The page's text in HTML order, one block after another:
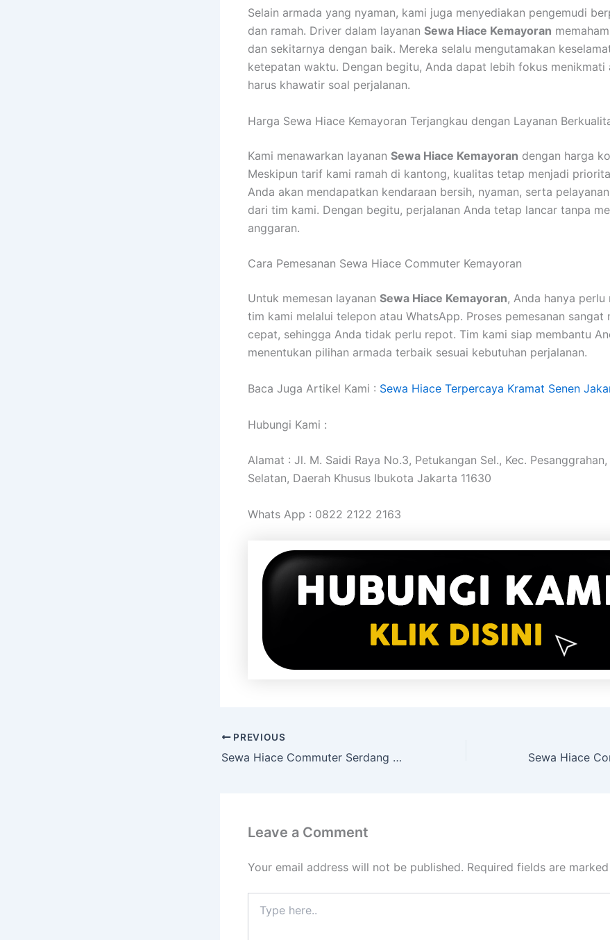
Selain armada yang nyaman, kami juga menyediakan pengemudi
dan ramah. Driver dalam layanan Sewa Hiace Kemayoran
dan sekitarnya dengan baik. Mereka selalu mengutamakan
ketepatan waktu. Dengan begitu, Anda dapat lebih fokus menikmati
harus khawatir soal perjalanan.
Harga Sewa Hiace Kemayoran Terjangkau dengan Layanan
Kami menawarkan layanan Sewa Hiace Kemayoran dengan harga
Meskipun tarif kami ramah di kantong, kualitas tetap menjadi
Anda akan mendapatkan kendaraan bersih, nyaman, serta
dari tim kami. Dengan begitu, perjalanan Anda tetap lancar tanpa
anggaran.
Cara Pemesanan Sewa Hiace Commuter Kemayoran
Untuk memesan layanan Sewa Hiace Kemayoran, Anda hanya perlu
tim kami melalui telepon atau WhatsApp. Proses pemesanan sangat
cepat, sehingga Anda tidak perlu repot. Tim kami siap membantu
menentukan pilihan armada terbaik sesuai kebutuhan perjalanan.
Baca Juga Artikel Kami : Sewa Hiace Terpercaya Kramat Senen
Hubungi Kami :
Alamat : Jl. M. Saidi Raya No.3, Petukangan Sel., Kec.
Selatan, Daerah Khusus Ibukota Jakarta 11630
Whats App : 0822 2122 2163
PREVIOUS
Sewa Hiace Commuter Serdang Kemayoran Jakarta Pusat
Leave a Comment
Your email address will not be published. Required fields are marked
here..